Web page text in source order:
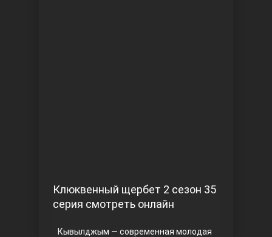
Клюквенный щербет 2 сезон 35
серия смотреть онлайн
Кывылджым — современная молодая